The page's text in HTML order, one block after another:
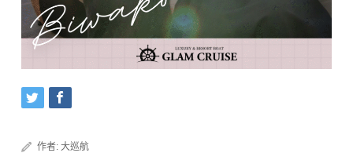
作者:大巡航